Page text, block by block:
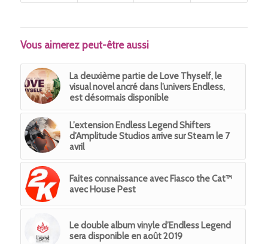
Vous aimerez peut-être aussi
La deuxième partie de Love Thyself, le
visual novel ancré dans l’univers Endless,
est désormais disponible
L’extension Endless Legend Shifters
d’Amplitude Studios arrive sur Steam le 7
avril
Faites connaissance avec Fiasco the Cat™
avec House Pest
Le double album vinyle d’Endless Legend
sera disponible en août 2019